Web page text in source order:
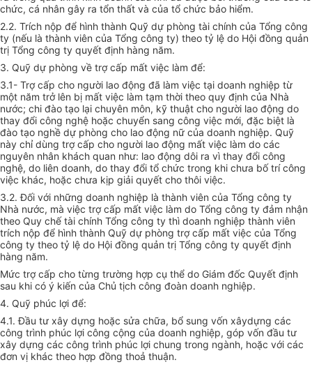
chức, cá nhân gây ra tổn thất và của tổ chức bảo hiểm.
2.2. Trích nộp để hình thành Quỹ dự phòng tài chính của Tổng công
ty (nếu là thành viên của Tổng công ty) theo tỷ lệ do Hội đồng quản
trị Tổng công ty quyết định hàng năm.
3. Quỹ dự phòng về trợ cấp mất việc làm để:
3.1- Trợ cấp cho người lao động đã làm việc tại doanh nghiệp từ
một năm trở lên bị mất việc làm tạm thời theo quy định của Nhà
nước; chi đào tạo lại chuyên môn, kỹ thuật cho người lao động do
thay đổi công nghệ hoặc chuyển sang công việc mới, đặc biệt là
đào tạo nghề dự phòng cho lao động nữ của doanh nghiệp. Quỹ
này chỉ dùng trợ cấp cho người lao động mất việc làm do các
nguyên nhân khách quan như: lao động dôi ra vì thay đổi công
nghệ, do liên doanh, do thay đổi tổ chức trong khi chưa bố trí công
việc khác, hoặc chưa kịp giải quyết cho thôi việc.
3.2. Đối với những doanh nghiệp là thành viên của Tổng công ty
Nhà nước, mà việc trợ cấp mất việc làm do Tổng công ty đảm nhận
theo Quy chế tài chính Tổng công ty thì doanh nghiệp thành viên
trích nộp để hình thành Quỹ dự phòng trợ cấp mất việc của Tổng
công ty theo tỷ lệ do Hội đồng quản trị Tổng công ty quyết định
hàng năm.
Mức trợ cấp cho từng trường hợp cụ thể do Giám đốc Quyết định
sau khi có ý kiến của Chủ tịch công đoàn doanh nghiệp.
4. Quỹ phúc lợi để:
4.1. Đầu tư xây dựng hoặc sửa chữa, bổ sung vốn xâydựng các
công trình phúc lợi công cộng của doanh nghiệp, góp vốn đầu tư
xây dựng các công trình phúc lợi chung trong ngành, hoặc với các
đơn vị khác theo hợp đồng thoả thuận.